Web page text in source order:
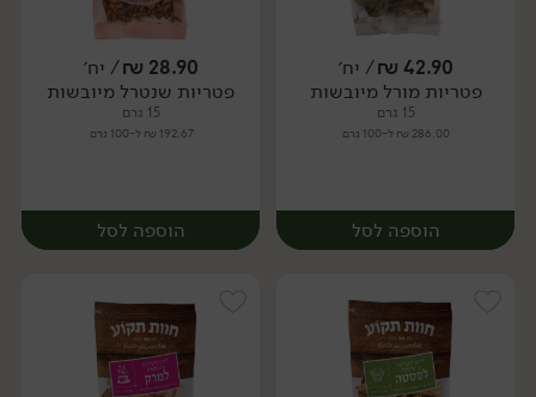
יח׳ יח׳
42.90
₪/ יח׳
פטריות מורל מיובשות
15 גרם
286.00 ₪ ל-100 גרם
הוספה לסל
28.90
₪/ יח׳
פטריות שנטרל מיובשות
15 גרם
192.67 ₪ ל-100 גרם
הוספה לסל